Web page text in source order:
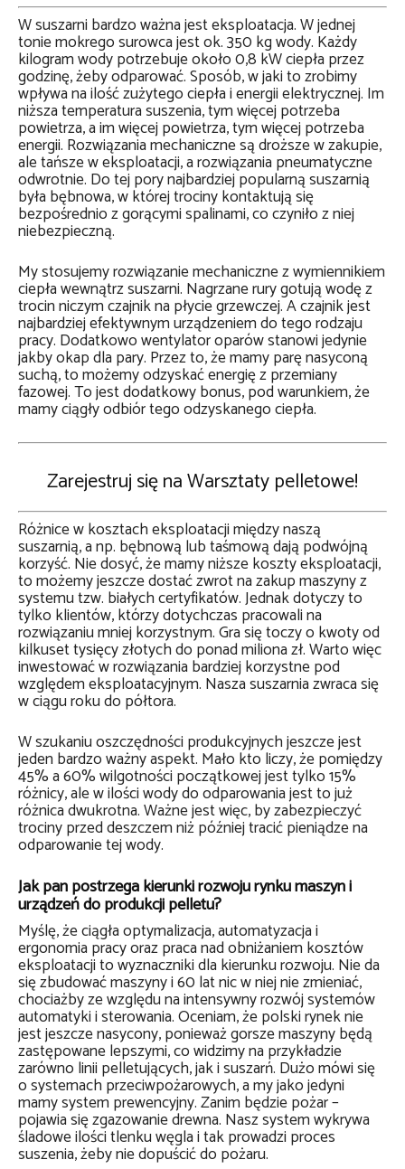
W suszarni bardzo ważna jest eksploatacja. W jednej
tonie mokrego surowca jest ok. 350 kg wody. Każdy
kilogram wody potrzebuje około 0,8 kW ciepła przez
godzinę, żeby odparować. Sposób, w jaki to zrobimy
wpływa na ilość zużytego ciepła i energii elektrycznej. Im
niższa temperatura suszenia, tym więcej potrzeba
powietrza, a im więcej powietrza, tym więcej potrzeba
energii. Rozwiązania mechaniczne są droższe w zakupie,
ale tańsze w eksploatacji, a rozwiązania pneumatyczne
odwrotnie. Do tej pory najbardziej popularną suszarnią
była bębnowa, w której trociny kontaktują się
bezpośrednio z gorącymi spalinami, co czyniło z niej
niebezpieczną.
My stosujemy rozwiązanie mechaniczne z wymiennikiem
ciepła wewnątrz suszarni. Nagrzane rury gotują wodę z
trocin niczym czajnik na płycie grzewczej. A czajnik jest
najbardziej efektywnym urządzeniem do tego rodzaju
pracy. Dodatkowo wentylator oparów stanowi jedynie
jakby okap dla pary. Przez to, że mamy parę nasyconą
suchą, to możemy odzyskać energię z przemiany
fazowej. To jest dodatkowy bonus, pod warunkiem, że
mamy ciągły odbiór tego odzyskanego ciepła.
Zarejestruj się na Warsztaty pelletowe!
Różnice w kosztach eksploatacji między naszą
suszarnią, a np. bębnową lub taśmową dają podwójną
korzyść. Nie dosyć, że mamy niższe koszty eksploatacji,
to możemy jeszcze dostać zwrot na zakup maszyny z
systemu tzw. białych certyfikatów. Jednak dotyczy to
tylko klientów, którzy dotychczas pracowali na
rozwiązaniu mniej korzystnym. Gra się toczy o kwoty od
kilkuset tysięcy złotych do ponad miliona zł. Warto więc
inwestować w rozwiązania bardziej korzystne pod
względem eksploatacyjnym. Nasza suszarnia zwraca się
w ciągu roku do półtora.
W szukaniu oszczędności produkcyjnych jeszcze jest
jeden bardzo ważny aspekt. Mało kto liczy, że pomiędzy
45% a 60% wilgotności początkowej jest tylko 15%
różnicy, ale w ilości wody do odparowania jest to już
różnica dwukrotna. Ważne jest więc, by zabezpieczyć
trociny przed deszczem niż później tracić pieniądze na
odparowanie tej wody.
Jak pan postrzega kierunki rozwoju rynku maszyn i
urządzeń do produkcji pelletu?
Myślę, że ciągła optymalizacja, automatyzacja i
ergonomia pracy oraz praca nad obniżaniem kosztów
eksploatacji to wyznaczniki dla kierunku rozwoju. Nie da
się zbudować maszyny i 60 lat nic w niej nie zmieniać,
chociażby ze względu na intensywny rozwój systemów
automatyki i sterowania. Oceniam, że polski rynek nie
jest jeszcze nasycony, ponieważ gorsze maszyny będą
zastępowane lepszymi, co widzimy na przykładzie
zarówno linii pelletujących, jak i suszarń. Dużo mówi się
o systemach przeciwpożarowych, a my jako jedyni
mamy system prewencyjny. Zanim będzie pożar –
pojawia się zgazowanie drewna. Nasz system wykrywa
śladowe ilości tlenku węgla i tak prowadzi proces
suszenia, żeby nie dopuścić do pożaru.